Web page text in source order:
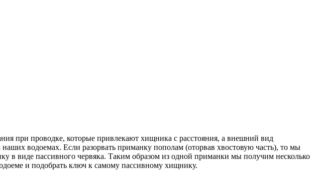
при проводке, которые привлекают хищника с расстояния, а внешний вид
водоемах. Если разорвать приманку пополам (оторвав хвостовую часть), то мы
в виде пассивного червяка. Таким образом из одной приманки мы получим несколько
и подобрать ключ к самому пассивному хищнику.